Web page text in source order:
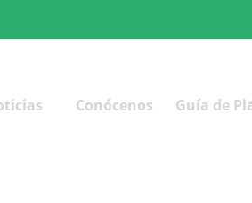
Conócenos Guía de